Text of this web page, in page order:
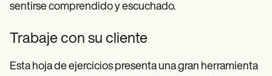
sentirse comprendido y escuchado.
Trabaje con su cliente
Esta hoja de ejercicios presenta una gran herramienta